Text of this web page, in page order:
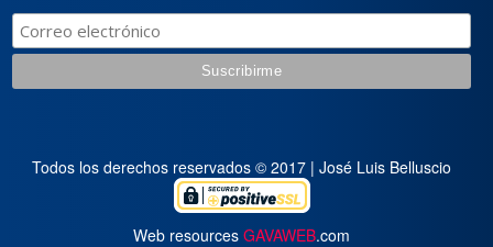
Todos los derechos reservados © 2017 | José Luis Belluscio
Web resources GAVAWEB.com